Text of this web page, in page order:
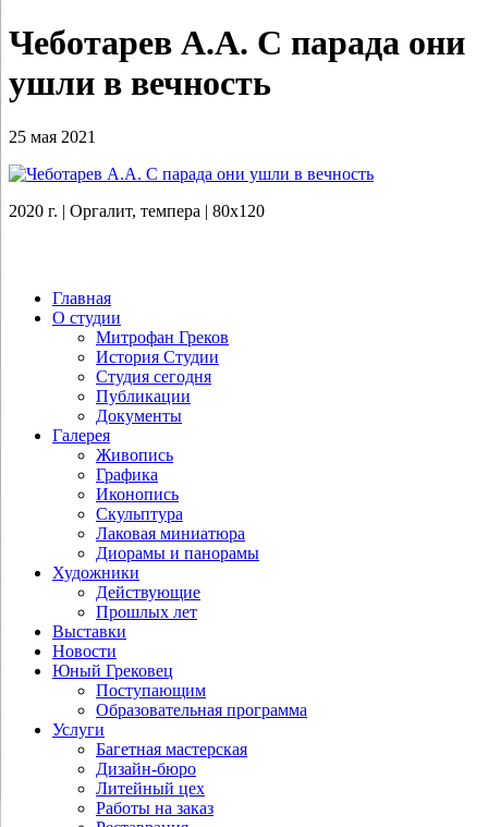
Чеботарев А.А. С парада они
ушли в вечность
25 мая 2021
2020 г. | Оргалит, темпера | 80х120
Главная
О студии
Митрофан Греков
История Студии
Студия сегодня
Публикации
Документы
Галерея
Живопись
Графика
Иконопись
Скульптура
Лаковая миниатюра
Диорамы и панорамы
Художники
Действующие
Прошлых лет
Выставки
Новости
Юный Грековец
Поступающим
Образовательная программа
Услуги
Багетная мастерская
Дизайн-бюро
Литейный цех
Работы на заказ